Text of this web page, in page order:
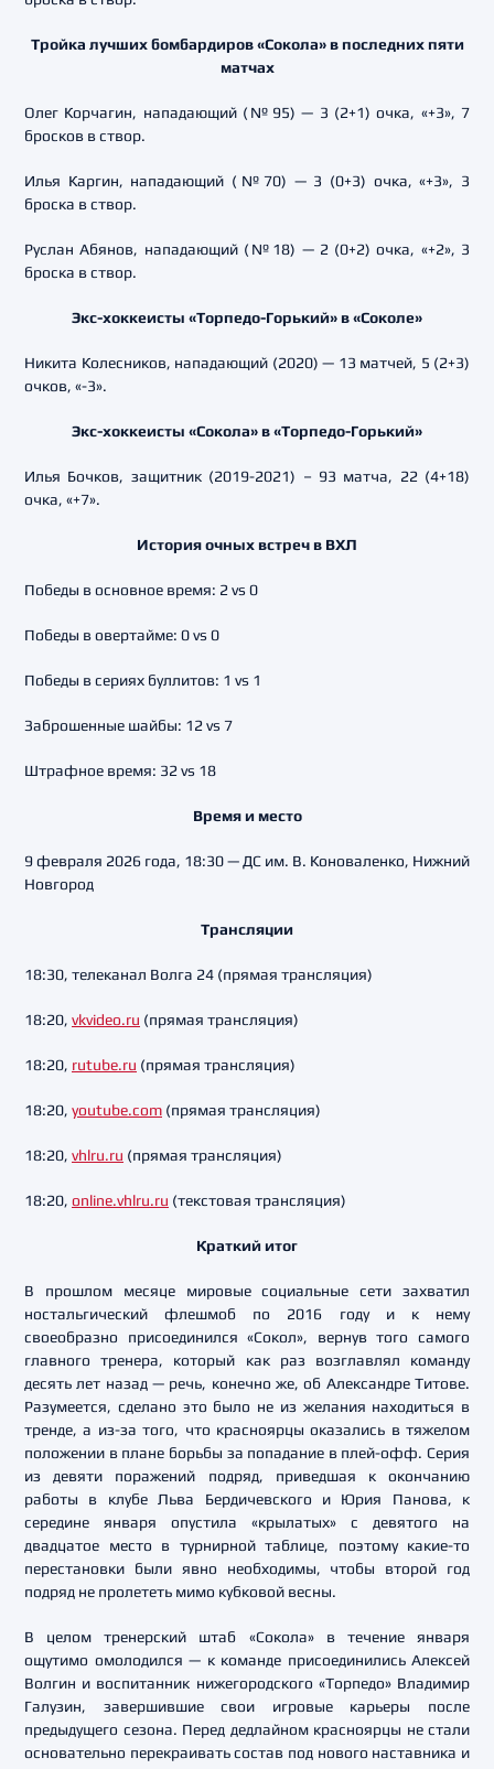
Тройка лучших бомбардиров «Сокола» в последних пяти
матчах
Олег Корчагин, нападающий (№95) — 3 (2+1) очка, «+3», 7
бросков в створ.
Илья Каргин, нападающий (№70) — 3 (0+3) очка, «+3», 3
броска в створ.
Руслан Абянов, нападающий (№18) — 2 (0+2) очка, «+2», 3
броска в створ.
Экс-хоккеисты «Торпедо-Горький» в «Соколе»
Никита Колесников, нападающий (2020) — 13 матчей, 5 (2+3)
очков, «-3».
Экс-хоккеисты «Сокола» в «Торпедо-Горький»
Илья Бочков, защитник (2019-2021) – 93 матча, 22 (4+18)
очка, «+7».
История очных встреч в ВХЛ
Победы в основное время: 2 vs 0
Победы в овертайме: 0 vs 0
Победы в сериях буллитов: 1 vs 1
Заброшенные шайбы: 12 vs 7
Штрафное время: 32 vs 18
Время и место
9 февраля 2026 года, 18:30 — ДС им. В. Коноваленко, Нижний
Новгород
Трансляции
18:30, телеканал Волга 24 (прямая трансляция)
18:20, vkvideo.ru (прямая трансляция)
18:20, rutube.ru (прямая трансляция)
18:20, youtube.com (прямая трансляция)
18:20, vhlru.ru (прямая трансляция)
18:20, online.vhlru.ru (текстовая трансляция)
Краткий итог
В прошлом месяце мировые социальные сети захватил
ностальгический флешмоб по 2016 году и к нему
своеобразно присоединился «Сокол», вернув того самого
главного тренера, который как раз возглавлял команду
десять лет назад — речь, конечно же, об Александре Титове.
Разумеется, сделано это было не из желания находиться в
тренде, а из-за того, что красноярцы оказались в тяжелом
положении в плане борьбы за попадание в плей-офф. Серия
из девяти поражений подряд, приведшая к окончанию
работы в клубе Льва Бердичевского и Юрия Панова, к
середине января опустила «крылатых» с девятого на
двадцатое место в турнирной таблице, поэтому какие-то
перестановки были явно необходимы, чтобы второй год
подряд не пролететь мимо кубковой весны.
В целом тренерский штаб «Сокола» в течение января
ощутимо омолодился — к команде присоединились Алексей
Волгин и воспитанник нижегородского «Торпедо» Владимир
Галузин, завершившие свои игровые карьеры после
предыдущего сезона. Перед дедлайном красноярцы не стали
основательно перекраивать состав под нового наставника и